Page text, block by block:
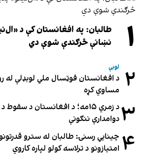
۱
طالبان: په افغانستان کې د
نښانې څرګندې شوې دي
۲ لوبې
مساوي کړه
۳
د زمري ۱۵مه؛ د افغانستان د
دوامدارې ننګونې
۴ چینایي رسنۍ: طالبان له سترو
امتیازونو د ترلاسه کولو لپاره کاروي